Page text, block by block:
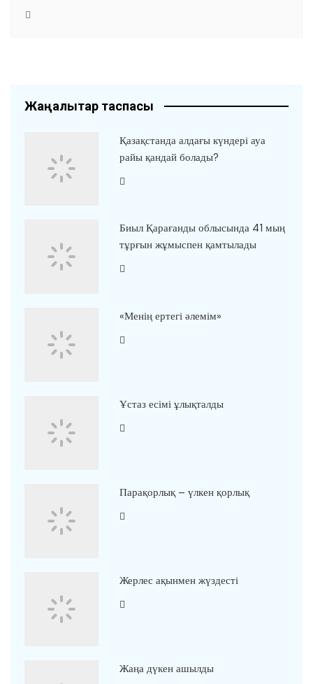
Жаңалықтар таспасы
Қазақстанда алдағы күндері ауа
райы қандай болады?
Биыл Қарағанды облысында 41 мың
тұрғын жұмыспен қамтылады
«Менің ертегі әлемім»
Ұстаз есімі ұлықталды
Парақорлық – үлкен қорлық
Жерлес ақынмен жүздесті
Жаңа дүкен ашылды